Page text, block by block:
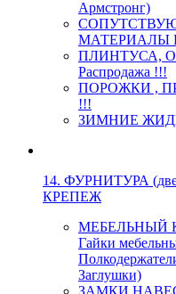
Армстронг)
МАТЕРИАЛЫ
ПЛИНТУСА,
Распродажа !!!
ПОРОЖКИ ,
!!!
ЗИМНИЕ
14. ФУРНИТУРА
КРЕПЕЖ
МЕБЕЛЬНЫЙ
Гайки
Заглушки)
ЗАМКИ